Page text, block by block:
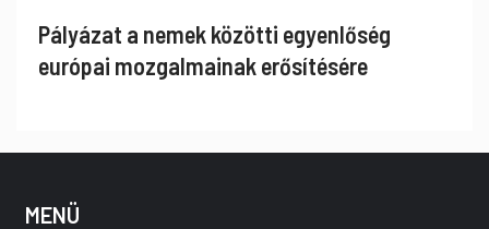
Pályázat a nemek közötti egyenlőség
európai mozgalmainak erősítésére
MENÜ